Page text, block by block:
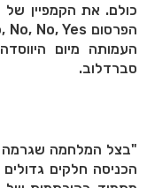
כולם. את הקמפיין של
העמותה מיום
סברדלוב.
"בצל המלחמה שגרמה
הכניסה חלקים